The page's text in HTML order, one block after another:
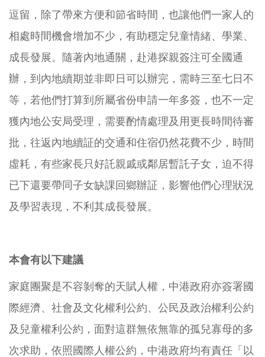
逗留，除了帶來方便和節省時間，也讓他們一家人的
相處時間機會增加不少，有助穩定兒童情緒、學業、
成長發展。隨著內地通關，赴港探親簽注可全國通
辦，到內地續期並非即日可以辦完，需時三至七日不
等，若他們打算到所屬省份申請一年多簽，也不一定
獲內地公安局受理，需要酌情處理及用更長時間待審
批，往返內地續証的交通和住宿仍然花費不少，時間
虛耗，有些家長只好託親戚或鄰居暫託子女，迫不得
已下還要帶同子女缺課回鄉辦証，影響他們心理狀況
及學習表現，不利其成長發展。
本會有以下建議
家庭團聚是不容剝奪的天賦人權，中港政府亦簽署國
際經濟、社會及文化權利公約、公民及政治權利公約
及兒童權利公約，面對這群無依無靠的孤兒寡母的多
次求助，依照國際人權公約，中港政府均有責任「以